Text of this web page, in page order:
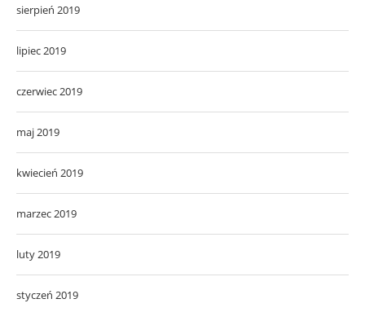
sierpień 2019
lipiec 2019
czerwiec 2019
maj 2019
kwiecień 2019
marzec 2019
luty 2019
styczeń 2019